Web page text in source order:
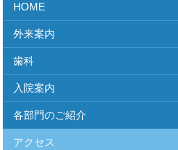
HOME
外来案内
歯科
入院案内
各部門のご紹介
アクセス